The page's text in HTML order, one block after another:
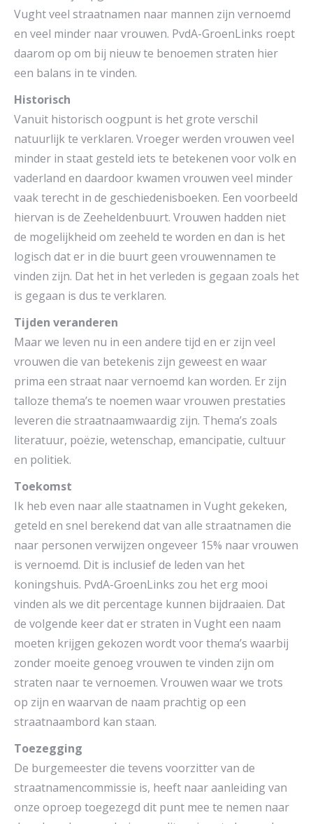
Vught veel straatnamen naar mannen zijn vernoemd
en veel minder naar vrouwen. PvdA-GroenLinks roept
daarom op om bij nieuw te benoemen straten hier
een balans in te vinden.
Historisch
Vanuit historisch oogpunt is het grote verschil
natuurlijk te verklaren. Vroeger werden vrouwen veel
minder in staat gesteld iets te betekenen voor volk en
vaderland en daardoor kwamen vrouwen veel minder
vaak terecht in de geschiedenisboeken. Een voorbeeld
hiervan is de Zeeheldenbuurt. Vrouwen hadden niet
de mogelijkheid om zeeheld te worden en dan is het
logisch dat er in die buurt geen vrouwennamen te
vinden zijn. Dat het in het verleden is gegaan zoals het
is gegaan is dus te verklaren.
Tijden veranderen
Maar we leven nu in een andere tijd en er zijn veel
vrouwen die van betekenis zijn geweest en waar
prima een straat naar vernoemd kan worden. Er zijn
talloze thema’s te noemen waar vrouwen prestaties
leveren die straatnaamwaardig zijn. Thema’s zoals
literatuur, poëzie, wetenschap, emancipatie, cultuur
en politiek.
Toekomst
Ik heb even naar alle staatnamen in Vught gekeken,
geteld en snel berekend dat van alle straatnamen die
naar personen verwijzen ongeveer 15% naar vrouwen
is vernoemd. Dit is inclusief de leden van het
koningshuis. PvdA-GroenLinks zou het erg mooi
vinden als we dit percentage kunnen bijdraaien. Dat
de volgende keer dat er straten in Vught een naam
moeten krijgen gekozen wordt voor thema’s waarbij
zonder moeite genoeg vrouwen te vinden zijn om
straten naar te vernoemen. Vrouwen waar we trots
op zijn en waarvan de naam prachtig op een
straatnaambord kan staan.
Toezegging
De burgemeester die tevens voorzitter van de
straatnamencommissie is, heeft naar aanleiding van
onze oproep toegezegd dit punt mee te nemen naar